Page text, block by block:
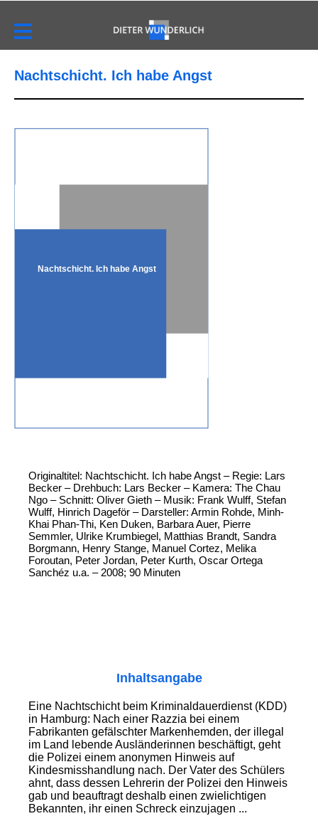
Nachtschicht. Ich habe Angst
Nachtschicht. Ich habe Angst
Originaltitel: Nachtschicht. Ich habe Angst – Regie: Lars
Becker – Drehbuch: Lars Becker – Kamera: The Chau
Ngo – Schnitt: Oliver Gieth – Musik: Frank Wulff, Stefan
Wulff, Hinrich Dageför – Darsteller: Armin Rohde, Minh-
Khai Phan-Thi, Ken Duken, Barbara Auer, Pierre
Semmler, Ulrike Krumbiegel, Matthias Brandt, Sandra
Borgmann, Henry Stange, Manuel Cortez, Melika
Foroutan, Peter Jordan, Peter Kurth, Oscar Ortega
Sanchéz u.a. – 2008; 90 Minuten
Inhaltsangabe
Eine Nachtschicht beim Kriminaldauerdienst (KDD)
in Hamburg: Nach einer Razzia bei einem
Fabrikanten gefälschter Markenhemden, der illegal
im Land lebende Ausländerinnen beschäftigt, geht
die Polizei einem anonymen Hinweis auf
Kindesmisshandlung nach. Der Vater des Schülers
ahnt, dass dessen Lehrerin der Polizei den Hinweis
gab und beauftragt deshalb einen zwielichtigen
Bekannten, ihr einen Schreck einzujagen ...